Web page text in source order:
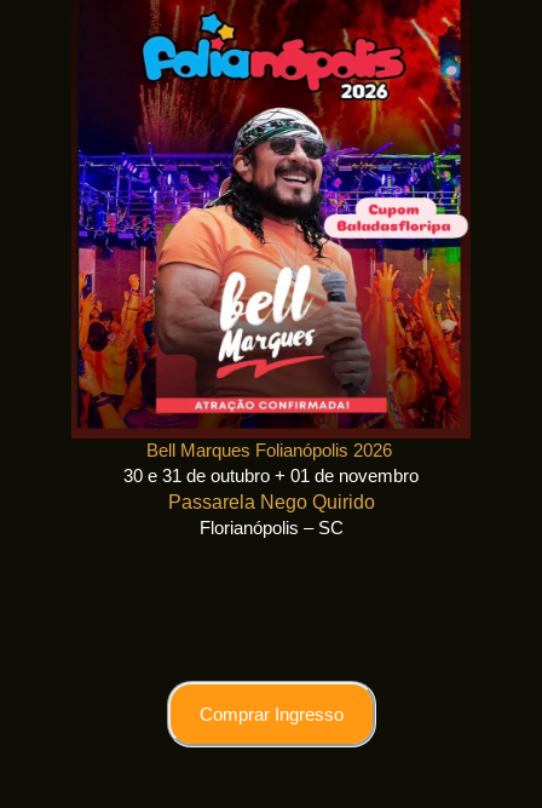
Bell Marques Folianópolis 2026
30 e 31 de outubro + 01 de novembro
Passarela Nego Quirido
Florianópolis – SC
Comprar Ingresso